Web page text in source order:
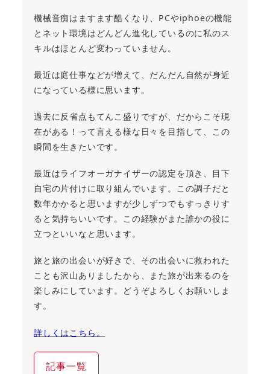
機械音痴はますます酷くなり、PCやiphoeの機能
とネット環境はどんどん進化しているのに私のス
キルはほとんど変わっていません。
最近は庭仕事などが増えて、だんだん自然が身近
になっている様に思います。
過去に反省点もてんこ盛りですが、だからこそ現
在がある！って言える様な日々を目指して、この
瞬間を生きたいです。
最近はライフオーガナイザーの認定を頂き、目下
自宅の片付けに取り組んでいます。この調子だと
数年かかると思いますが少しずつでもすっきりす
ると気持ちいいです。この経験がまた誰かの役に
立つといいなと思います。
旅と旅の出会いが好きで、その出会いに救われた
ことも沢山ありましたから、また旅が出来るのを
楽しみにしています。どうぞよろしくお願いしま
す。
詳しくはこちら。
記事一覧